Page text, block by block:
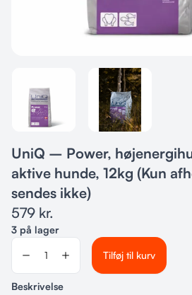
UniQ – Power,
aktive hunde, 12kg (Kun
sendes ikke)
579 kr.
3 på lager
Tilføj til kurv
Beskrivelse